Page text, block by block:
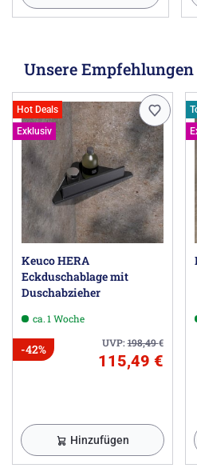
Unsere Empfehlungen
Hot Deals
Exklusiv
Keuco HERA
Eckduschablage mit
Duschabzieher
ca. 1 Woche
UVP:198,49€
-42%
115,49 €
Hinzufügen